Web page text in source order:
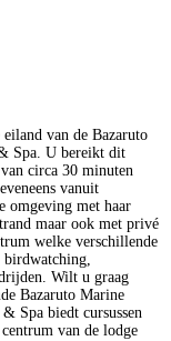
van de Bazaruto
Spa. U bereikt dit
circa 30 minuten
vanuit
omgeving met haar
maar ook met privé
welke verschillende
birdwatching,
Wilt u graag
Bazaruto Marine
Spa biedt cursussen
van de lodge